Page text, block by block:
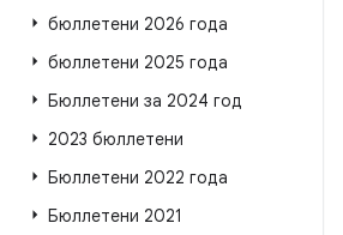
бюллетени 2026 года
бюллетени 2025 года
Бюллетени за 2024 год
2023 бюллетени
Бюллетени 2022 года
Бюллетени 2021